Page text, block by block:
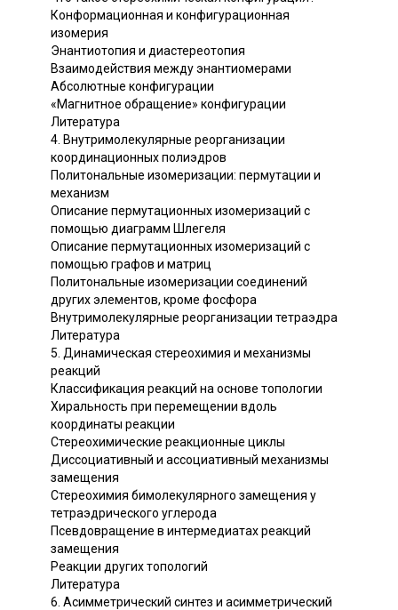
Конформационная и конфигурационная
изомерия
Энантиотопия и диастереотопия
Взаимодействия между энантиомерами
Абсолютные конфигурации
«Магнитное обращение» конфигурации
Литература
4. Внутримолекулярные реорганизации
координационных полиэдров
Политональные изомеризации: пермутации и
механизм
Описание пермутационных изомеризаций с
помощью диаграмм Шлегеля
Описание пермутационных изомеризаций с
помощью графов и матриц
Политональные изомеризации соединений
других элементов, кроме фосфора
Внутримолекулярные реорганизации тетраэдра
Литература
5. Динамическая стереохимия и механизмы
реакций
Классификация реакций на основе топологии
Хиральность при перемещении вдоль
координаты реакции
Стереохимические реакционные циклы
Диссоциативный и ассоциативный механизмы
замещения
Стереохимия бимолекулярного замещения у
тетраэдрического углерода
Псевдовращение в интермедиатах реакций
замещения
Реакции других топологий
Литература
6. Асимметрический синтез и асимметрический